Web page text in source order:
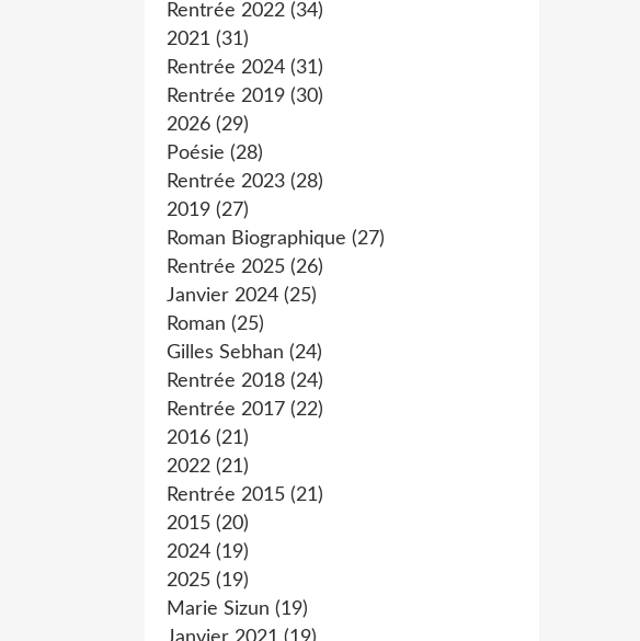
Rentrée 2022 (34)
2021 (31)
Rentrée 2024 (31)
Rentrée 2019 (30)
2026 (29)
Poésie (28)
Rentrée 2023 (28)
2019 (27)
Roman Biographique (27)
Rentrée 2025 (26)
Janvier 2024 (25)
Roman (25)
Gilles Sebhan (24)
Rentrée 2018 (24)
Rentrée 2017 (22)
2016 (21)
2022 (21)
Rentrée 2015 (21)
2015 (20)
2024 (19)
2025 (19)
Marie Sizun (19)